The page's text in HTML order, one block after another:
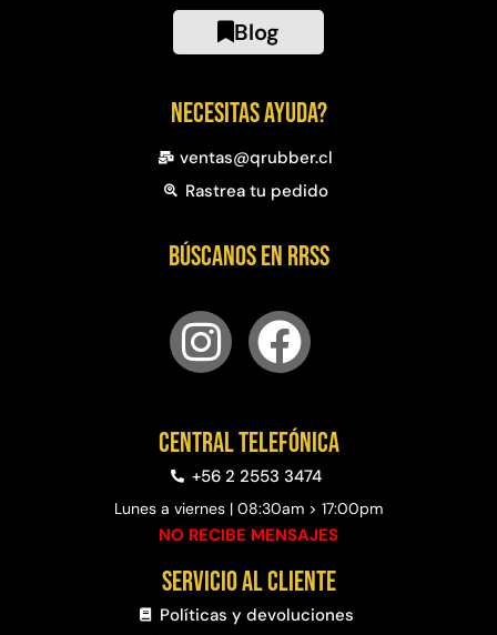
Blog
Necesitas ayuda?
ventas@qrubber.cl
Rastrea tu pedido
Búscanos en RRSS
Central telefónica
+56 2 2553 3474
Lunes a viernes | 08:30am > 17:00pm
NO RECIBE MENSAJES
Servicio al cliente
Políticas y devoluciones